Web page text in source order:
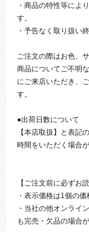
・商品の特性等によ
す。
・予告なく取り扱い
ご注文の際はお色、
商品についてご不明
にご来店いただき、
す。
●出荷日数について
【本店取扱】と表記
時間をいただく場合
【ご注文前に必ずお
・表示価格は1個の価
・当社の他オンライ
も完売・欠品の場合